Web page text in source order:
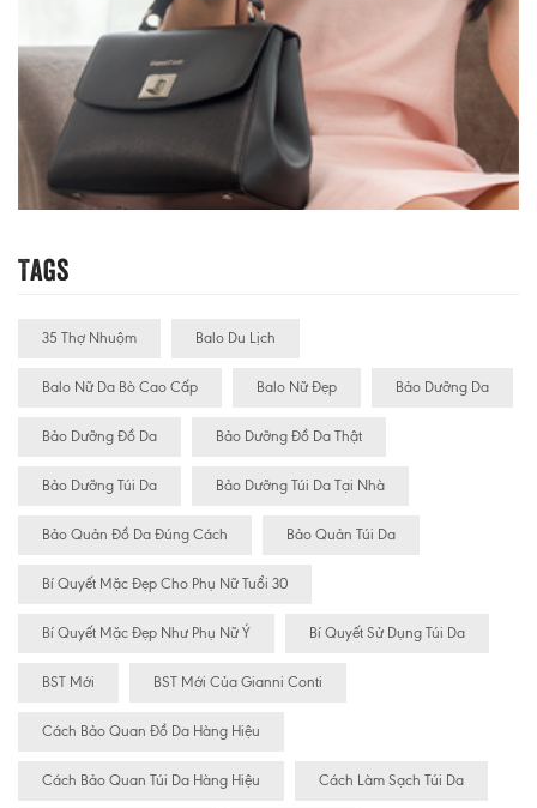
Tags
35 Thợ Nhuộm Balo Du Lịch
Balo Nữ Da Bò Cao Cấp Balo Nữ Đẹp Bảo Dưỡng Da
Bảo Dưỡng Đồ Da Bảo Dưỡng Đồ Da Thật
Bảo Dưỡng Túi Da Bảo Dưỡng Túi Da Tại Nhà
Bảo Quản Đồ Da Đúng Cách Bảo Quản Túi Da
Bí Quyết Mặc Đẹp Cho Phụ Nữ Tuổi 30
Bí Quyết Mặc Đẹp Như Phụ Nữ Ý Bí Quyết Sử Dụng Túi Da
BST Mới BST Mới Của Gianni Conti
Cách Bảo Quan Đồ Da Hàng Hiệu
Cách Bảo Quan Túi Da Hàng Hiệu Cách Làm Sạch Túi Da